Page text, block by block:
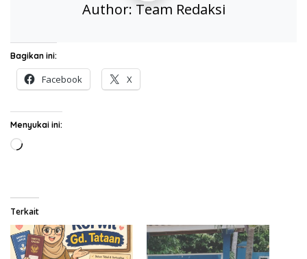
Author: Team Redaksi
Bagikan ini:
Facebook X
Menyukai ini:
Memuat...
Terkait